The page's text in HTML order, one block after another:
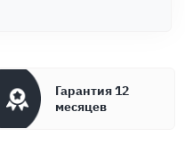
Гарантия 12
месяцев